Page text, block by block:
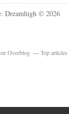
Dreamhigh © 2026
Overblog Top articles